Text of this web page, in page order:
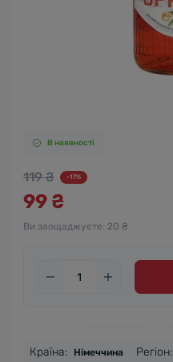
В наявності
119 ₴ -17%
99 ₴
Ви заощаджуєте: 20 ₴
Країна: Німеччина Регіон: